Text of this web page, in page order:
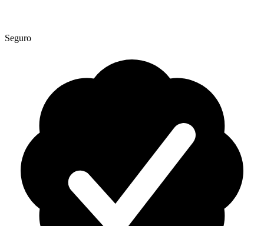
Seguro